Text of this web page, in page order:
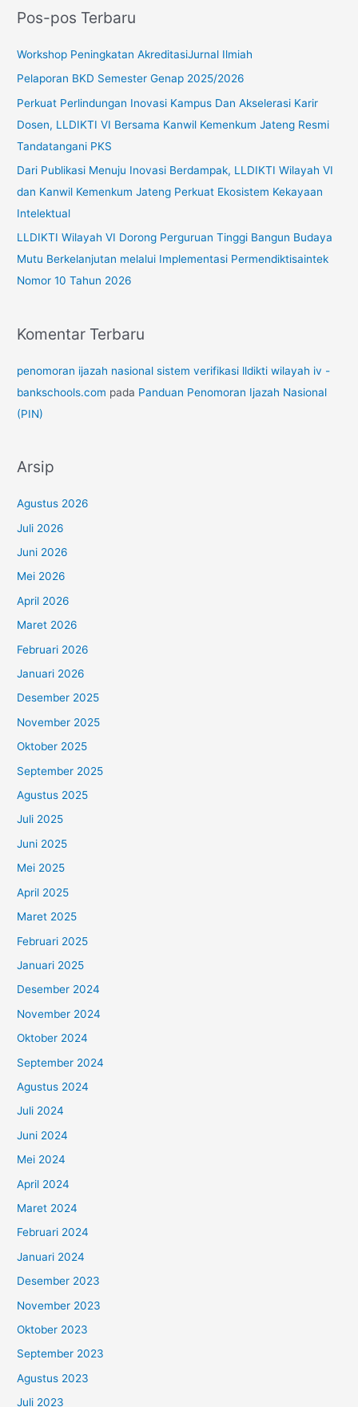
i
u
k
:
Pos-pos Terbaru
Workshop Peningkatan AkreditasiJurnal Ilmiah
Pelaporan BKD Semester Genap 2025/2026
Perkuat Perlindungan Inovasi Kampus Dan Akselerasi Karir
Dosen, LLDIKTI VI Bersama Kanwil Kemenkum Jateng Resmi
Tandatangani PKS
Dari Publikasi Menuju Inovasi Berdampak, LLDIKTI Wilayah VI
dan Kanwil Kemenkum Jateng Perkuat Ekosistem Kekayaan
Intelektual
LLDIKTI Wilayah VI Dorong Perguruan Tinggi Bangun Budaya
Mutu Berkelanjutan melalui Implementasi Permendiktisaintek
Nomor 10 Tahun 2026
Komentar Terbaru
penomoran ijazah nasional sistem verifikasi lldikti wilayah iv -
bankschools.com pada Panduan Penomoran Ijazah Nasional
(PIN)
Arsip
Agustus 2026
Juli 2026
Juni 2026
Mei 2026
April 2026
Maret 2026
Februari 2026
Januari 2026
Desember 2025
November 2025
Oktober 2025
September 2025
Agustus 2025
Juli 2025
Juni 2025
Mei 2025
April 2025
Maret 2025
Februari 2025
Januari 2025
Desember 2024
November 2024
Oktober 2024
September 2024
Agustus 2024
Juli 2024
Juni 2024
Mei 2024
April 2024
Maret 2024
Februari 2024
Januari 2024
Desember 2023
November 2023
Oktober 2023
September 2023
Agustus 2023
Juli 2023